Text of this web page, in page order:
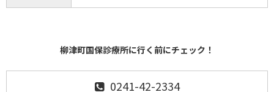
柳津町国保診療所に行く前にチェック！
0241-42-2334